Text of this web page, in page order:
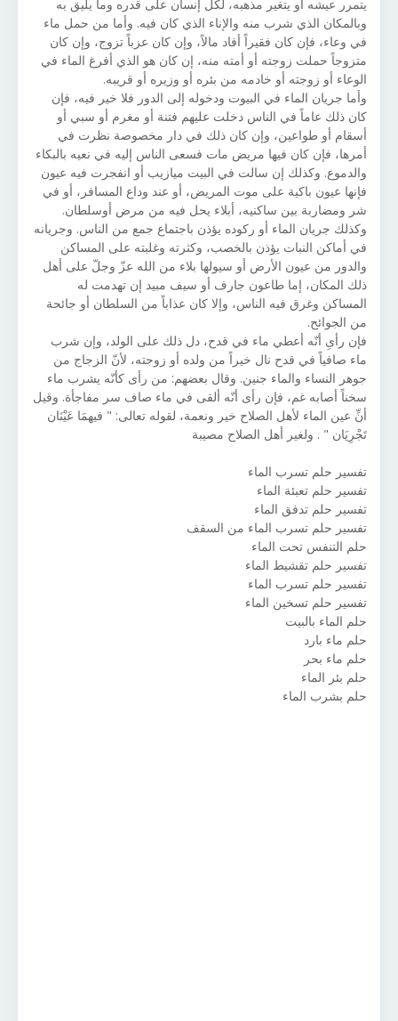
يتمرر عيشه أو يتغير مذهبه، لكل إنسان على قدره وما يليق به
وبالمكان الذي شرب منه والإناء الذي كان فيه. وأما من حمل ماء
في وعاء، فإن كان فقيراً أفاد مالاً، وإن كان عزباً تزوج، وإن كان
متزوجاً حملت زوجته أو أمته منه، إن كان هو الذي أفرغ الماء في
الوعاء أو زوجته أو خادمه من بئره أو وزيره أو قريبه.
وأما جريان الماء في البيوت ودخوله إلى الدور فلا خير فيه، فإن
كان ذلك عاماً في الناس دخلت عليهم فتنة أو مغرم أو سبي أو
أسقام أو طواعين، وإن كان ذلك في دار مخصوصة نظرت في
أمرها، فإن كان فيها مريض مات فسعى الناس إليه في نعيه بالبكاء
والدموع. وكذلك إن سالت في البيت ميازيب أو انفجرت فيه عيون
فإنها عيون باكية على موت المريض، أو عند وداع المسافر، أو في
شر ومضاربة بين ساكنيه، أبلاء يحل فيه من مرض أوسلطان.
وكذلك جريان الماء أو ركوده يؤذن باجتماع جمع من الناس. وجريانه
في أماكن النبات يؤذن بالخصب، وكثرته وغلبته على المساكن
والدور من عيون الأرض أو سيولها بلاء من الله عزّ وجلّ على أهل
ذلك المكان، إما طاعون جارف أو سيف مبيد إن تهدمت له
المساكن وغرق فيه الناس، وإلا كان عذاباً من السلطان أو جائحة
من الجوائح.
فإن رأىِ أنّه أعطي ماء في قدح، دل ذلك على الولد، وإن شرب
ماء صافياً في قدح نال خيراً من ولده أو زوجته، لأنّ الزجاج من
جوهر النساء والماء جنين. وقال بعضهم: من رأى كأنّه يشرب ماء
سخناً أصابه غم، فإن رأى أنّه ألقى في ماء صاف سر مفاجأة. وقيل
أنِّ عين الماء لأهل الصلاح خير ونعمة، لقوله تعالى: " فيهمَا عَيْنَان
تَجْرِيَان " . ولغير أهل الصلاح مصيبة
تفسير حلم تسرب الماء
تفسير حلم تعبئة الماء
تفسير حلم تدفق الماء
تفسير حلم تسرب الماء من السقف
حلم التنفس تحت الماء
تفسير حلم تقشيط الماء
تفسير حلم تسرب الماء
تفسير حلم تسخين الماء
حلم الماء بالبيت
حلم ماء بارد
حلم ماء بحر
حلم بئر الماء
حلم بشرب الماء